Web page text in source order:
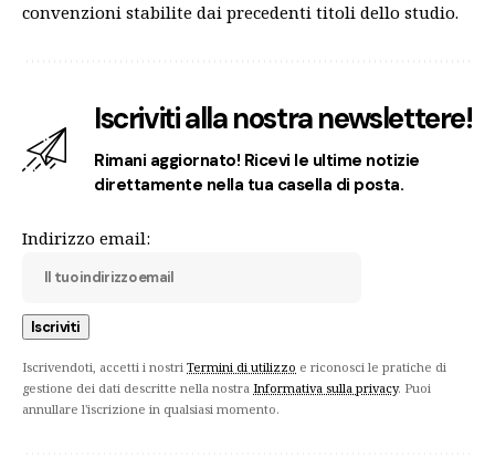
convenzioni stabilite dai precedenti titoli dello studio.
Iscriviti alla nostra newslettere!
Rimani aggiornato! Ricevi le ultime notizie
direttamente nella tua casella di posta.
Indirizzo email:
Iscrivendoti, accetti i nostri Termini di utilizzo e riconosci le pratiche di
gestione dei dati descritte nella nostra Informativa sulla privacy. Puoi
annullare l'iscrizione in qualsiasi momento.